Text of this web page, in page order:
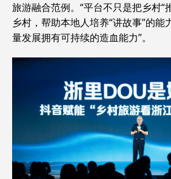
旅游融合范例。“平台不只是把乡村“
乡村，帮助本地人培养“讲故事”的能
量发展拥有可持续的造血能力”。